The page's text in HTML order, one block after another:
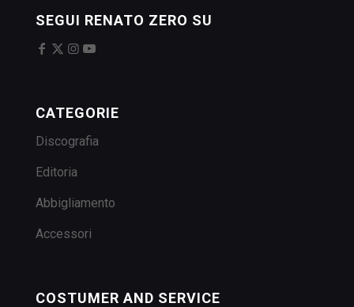
SEGUI RENATO ZERO SU
CATEGORIE
Discografia
Editoria
Abbigliamento
Accessori
COSTUMER AND SERVICE